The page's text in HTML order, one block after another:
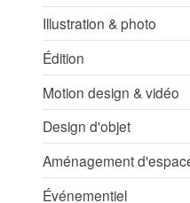
Illustration & photo
Édition
Motion design & vidéo
Design d'objet
Aménagement
Événementiel